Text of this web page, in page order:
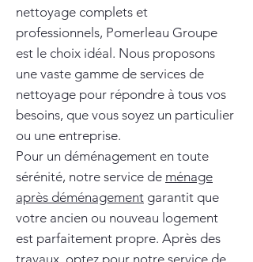
nettoyage complets et
professionnels, Pomerleau Groupe
est le choix idéal. Nous proposons
une vaste gamme de services de
nettoyage pour répondre à tous vos
besoins, que vous soyez un particulier
ou une entreprise.
Pour un déménagement en toute
sérénité, notre service de ménage
après déménagement garantit que
votre ancien ou nouveau logement
est parfaitement propre. Après des
travaux, optez pour notre service de